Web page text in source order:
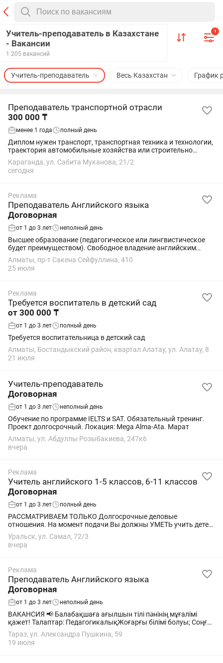
Учитель-преподаватель в Казахстане
- Вакансии
1 205 вакансий
1
Весь Казахстан
Учитель-преподаватель График
Преподаватель транспортной отрасли
300 000 ₸
менее 1 года полный день
Диплом нужен транспорт, транспортная техника и технологии,
траектория автомобильные хозяйства или строительно
дорожные машины, осмс соцпакет всё как положено.
Требуется диплом бакалавра
Караганда, ул. Сабита Муканова, 21/2
сегодня
Реклама
Преподаватель Английского языка
Договорная
от 1 до 3 лет неполный день
Высшее образование (педагогическое или лингвистическое
будет преимуществом). Свободное владение английским
языком (уровень не ниже B2, предпочтительно C1). Опыт
преподавания от 1 года (детям,...
Алматы, пр-т Сакена Сейфуллина, 410
25 июля
Реклама
Требуется воспитатель в детский сад
от 300 000 ₸
от 1 до 3 лет полный день
Требуется воспитательница в детский сад
Алматы, Бостандыкский район, квартал Алатау, ул. Алатау, 8
21 июля
Учитель-преподаватель
Договорная
от 1 до 3 лет неполный день
Обучение по программе IELTS и SAT. Обязательный тренинг.
Проект долгосрочный. Локация: Mega Alma-Ata. Марат
Алматы, ул. Абдуллы Розыбакиева, 247к6
вчера
Реклама
Учитель английского 1-5 классов, 6-11 классов
Договорная
от 1 до 3 лет полный день
РАССМАТРИВАЕМ ТОЛЬКО Долгосрочные деловые
отношения. На момент подачи Вы должны УМЕТЬ учить детей
и подростков. ( ЕСЛИ вы не умеете, то пишите сразу об
отсутствии опыта; если вы планируете...
Уральск, ул. Самал, 72/3
вчера
Реклама
Преподаватель Английского языка
Договорная
от 1 до 3 лет неполный день
ВАКАНСИЯ 📢 Балабақшаға ағылшын тілі пәнінің мұғалімі
қажет! Талаптар: ПедагогикалықЖоғарғы білімі болуы; Соңғы
6 ай жұмыс жасамаған болу қажет. Ағылшын тілін еркін
меңгеруі; Балалармен жұмыс...
Тараз, ул. Александра Пушкина, 59
19 июля